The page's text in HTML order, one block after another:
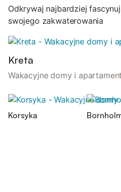
Odkrywaj najbardziej
swojego zakwaterowania
Kreta
Wakacyjne domy i
Korsyka